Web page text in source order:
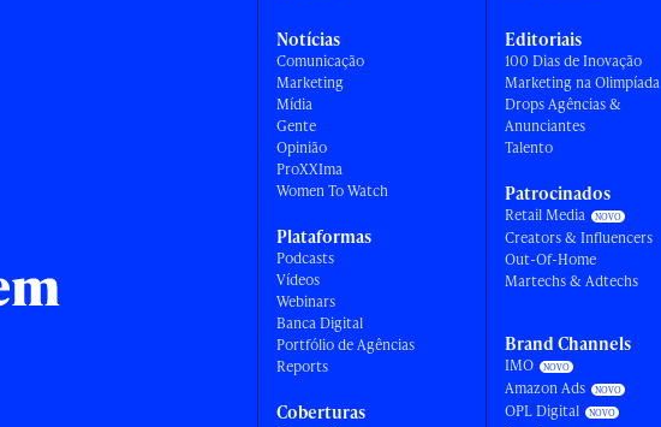
Notícias
Comunicação
Marketing
Mídia
Gente
Opinião
ProXXIma
Women To Watch
Plataformas
Podcasts
Vídeos
Webinars
Banca Digital
Portfólio de Agências
Reports
Coberturas
Editoriais
100 Dias de Inovação
Marketing na Olimpíada
Drops Agências &
Anunciantes
Talento
Patrocinados
Retail Media
Creators & Influencers
Out-Of-Home
Martechs & Adtechs
Brand Channels
IMO
Amazon Ads
OPL Digital